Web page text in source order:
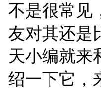
不是很常见
友对其还是
天小编就来
绍一下它，